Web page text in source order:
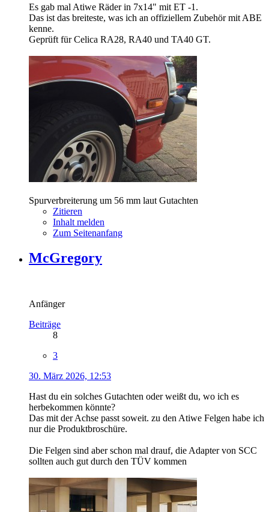
Es gab mal Atiwe Räder in 7x14" mit ET -1.
Das ist das breiteste, was ich an offiziellem Zubehör mit ABE
kenne.
Geprüft für Celica RA28, RA40 und TA40 GT.
Spurverbreiterung um 56 mm laut Gutachten
Zitieren
Inhalt melden
Zum Seitenanfang
McGregory
Anfänger
Beiträge
8
3
30. März 2026, 12:53
Hast du ein solches Gutachten oder weißt du, wo ich es
herbekommen könnte?
Das mit der Achse passt soweit. zu den Atiwe Felgen habe ich
nur die Produktbroschüre.
Die Felgen sind aber schon mal drauf, die Adapter von SCC
sollten auch gut durch den TÜV kommen